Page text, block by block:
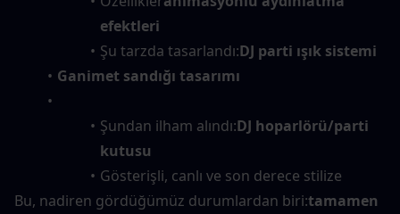
efektleri
Şu tarzda tasarlandı:DJ parti ışık sistemi
Ganimet sandığı tasarımı
Şundan ilham alındı:DJ hoparlörü/parti
kutusu
Gösterişli, canlı ve son derece stilize
Bu, nadiren gördüğümüz durumlardan biri:tamamen